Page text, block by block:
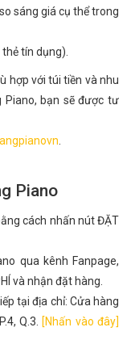
sáng giá cụ thể trong
tín dụng).
hợp với túi tiền và nhu
Piano, bạn sẽ được tư
Piano
cách nhấn nút ĐẶT
qua kênh Fanpage,
và nhận đặt hàng.
tại địa chỉ: Cửa hàng
Q.3.
[Nhấn vào đây]